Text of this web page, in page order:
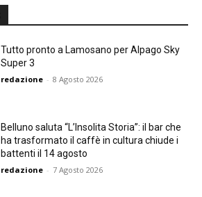
Tutto pronto a Lamosano per Alpago Sky
Super 3
redazione - 8 Agosto 2026
Belluno saluta “L’Insolita Storia”: il bar che
ha trasformato il caffè in cultura chiude i
battenti il 14 agosto
redazione - 7 Agosto 2026